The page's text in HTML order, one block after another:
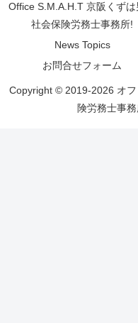
Office S.M.A.H.T 京阪くずは
社会保険労務士事務所!
News Topics
お問合せフォーム
Copyright © 2019-2026 オ
険労務士事